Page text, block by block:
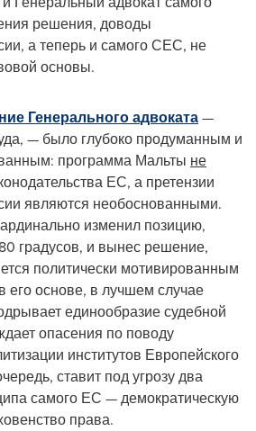
решения, доводы
а теперь и самого СЕС, не
основы.
Генерального адвоката—
— было глубоко продуманным и
программа Мальты не
ЕС, а претензии
являются необоснованными.
изменил позицию,
градусов, и вынес решение,
политически мотивированным
основе, в лучшем случае
единообразие судебной
опасения по поводу
институтов Европейского
ставит под угрозу два
самого ЕС — демократическую
права.